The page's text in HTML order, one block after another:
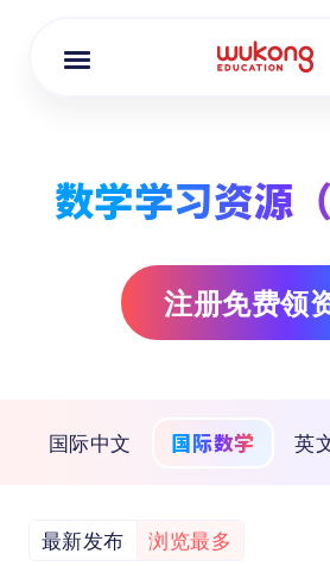
数学学习资源
注册免费领
国际中文 国际数学 英
最新发布 浏览最多